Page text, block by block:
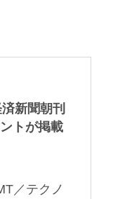
新聞朝刊
トが掲載
／テクノ